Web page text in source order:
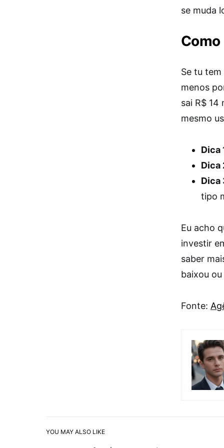
se muda
Se tu
menos
sai R$ 14
mesmo
Dica
Dica
Dica
tipo
Eu acho
investir
saber
baixou
Fonte:
YOU MAY ALSO LIKE